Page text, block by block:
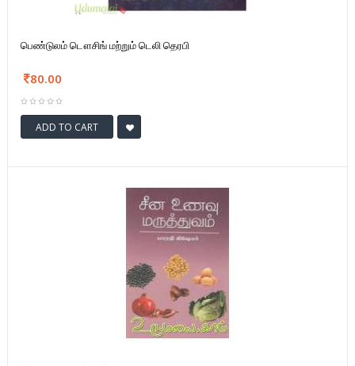
பெண்டுலம் டௌசிங் மற்றும் டெலி தெரபி
80.00
ADD TO CART